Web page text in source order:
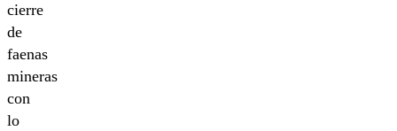
cierre
de
faenas
mineras
con
lo